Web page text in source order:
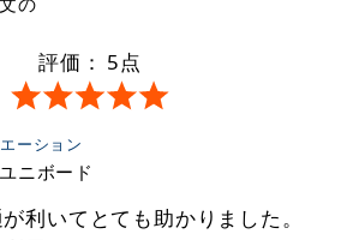
評価： 5点
ーション
ニボード
利いてとても助かりました。